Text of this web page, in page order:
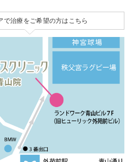
で治療をご希望の方はこちら